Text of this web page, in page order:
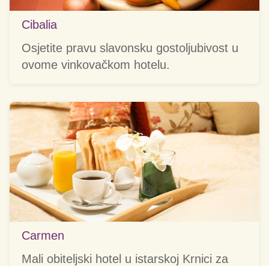
Cibalia
Osjetite pravu slavonsku gostoljubivost u
ovome vinkovačkom hotelu.
Carmen
Mali obiteljski hotel u istarskoj Krnici za